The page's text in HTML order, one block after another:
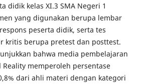
didik kelas XI.3 SMA Negeri 1
yang digunakan berupa lembar
peserta didik, serta tes
kritis berupa pretest dan posttest.
bahwa media pembelajaran
memperoleh persentase
dari ahli materi dengan kategori